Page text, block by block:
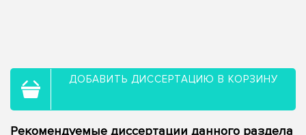
ДОБАВИТЬ ДИССЕРТАЦИЮ В КОРЗИНУ
Рекомендуемые диссертации данного раздела